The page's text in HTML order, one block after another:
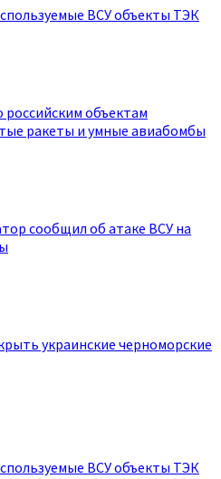
ВСУ объекты ТЭК
российским объектам
ракеты и умные авиабомбы
сообщил об атаке ВСУ на
украинские черноморские
ВСУ объекты ТЭК